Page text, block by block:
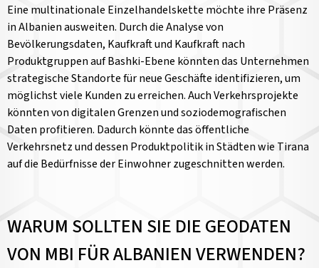
Eine multinationale Einzelhandelskette möchte ihre Präsenz
in Albanien ausweiten. Durch die Analyse von
Bevölkerungsdaten, Kaufkraft und Kaufkraft nach
Produktgruppen auf Bashki-Ebene könnten das Unternehmen
strategische Standorte für neue Geschäfte identifizieren, um
möglichst viele Kunden zu erreichen. Auch Verkehrsprojekte
könnten von digitalen Grenzen und soziodemografischen
Daten profitieren. Dadurch könnte das öffentliche
Verkehrsnetz und dessen Produktpolitik in Städten wie Tirana
auf die Bedürfnisse der Einwohner zugeschnitten werden.
WARUM SOLLTEN SIE DIE GEODATEN
VON MBI FÜR ALBANIEN VERWENDEN?